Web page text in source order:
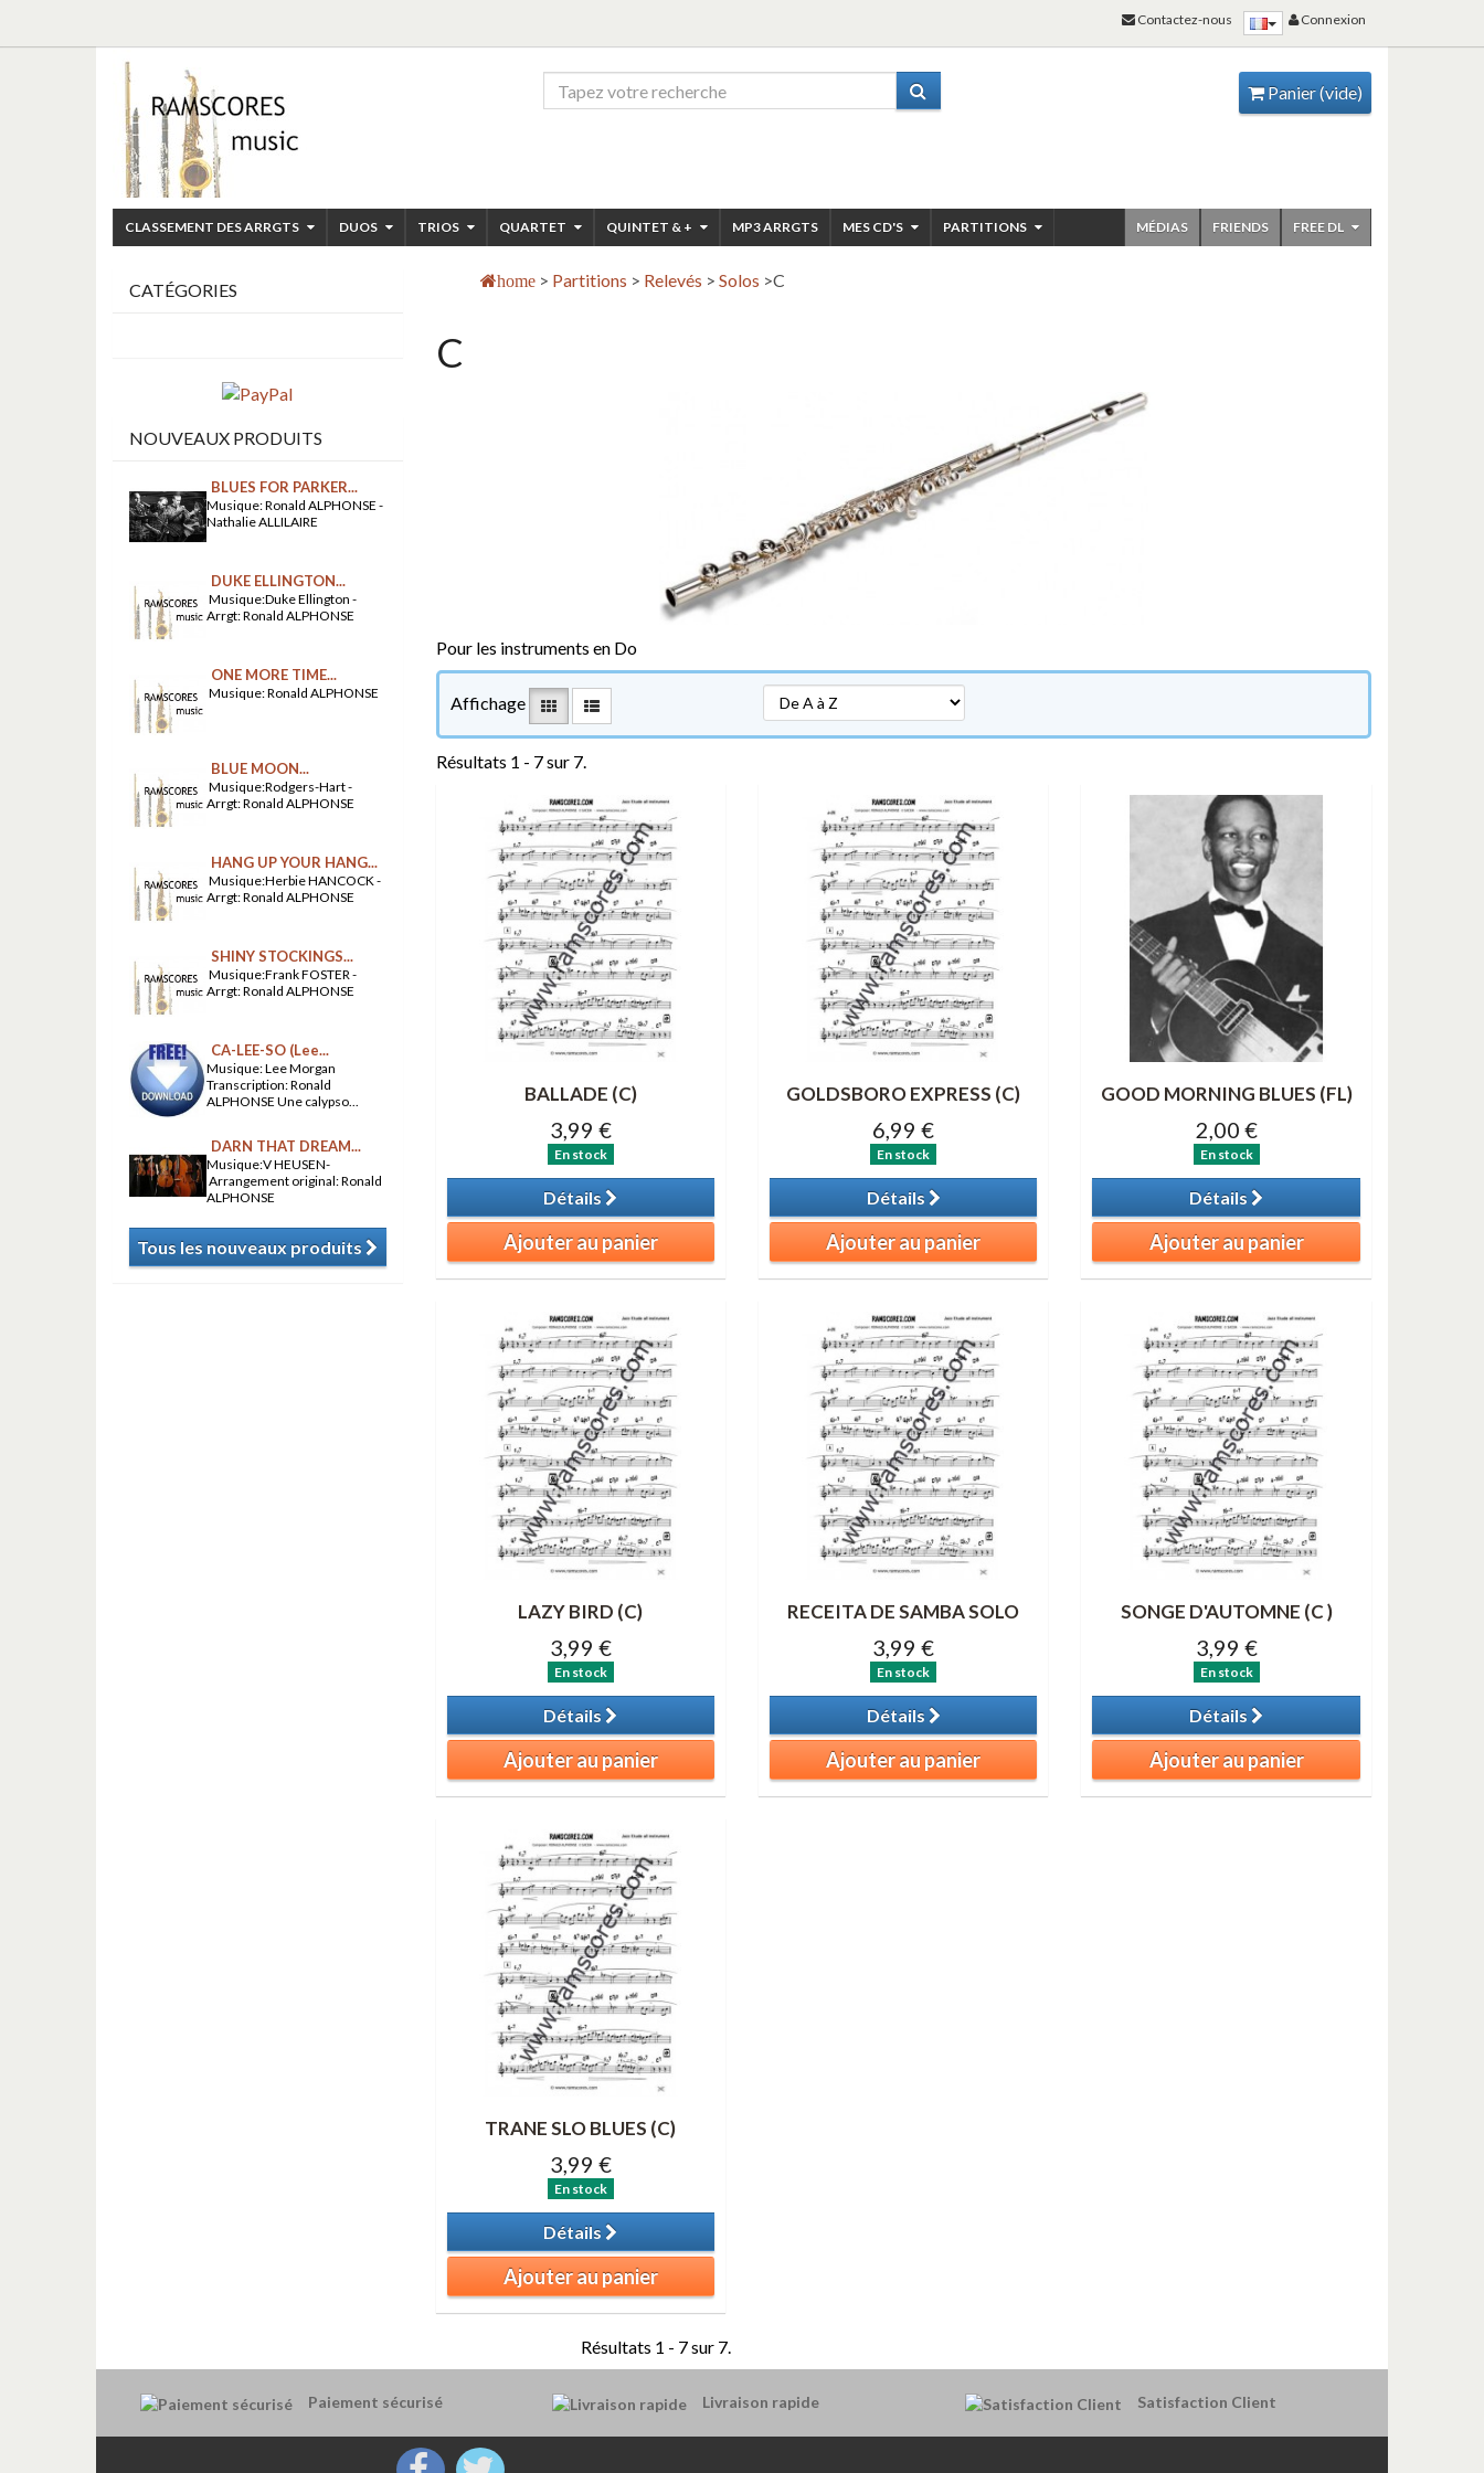
Panier(vide)
CLASSEMENT DES ARRGTS DUOS TRIOS QUARTET QUINTET & + MP3 ARRGTS MES CD'S PARTITIONS FREE DL
FRIENDS
MÉDIAS
home > Partitions > Relevés > Solos >C
C
Pour les instruments en Do
Affichage
Résultats 1 - 7 sur 7.
BALLADE (C)
3,99 €
En stock
Détails
Ajouter au panier
GOLDSBORO EXPRESS (C)
6,99 €
En stock
Détails
Ajouter au panier
GOOD MORNING BLUES (FL)
2,00 €
En stock
Détails
Ajouter au panier
LAZY BIRD (C)
3,99 €
En stock
Détails
Ajouter au panier
RECEITA DE SAMBA SOLO
3,99 €
En stock
Détails
Ajouter au panier
SONGE D'AUTOMNE (C )
3,99 €
En stock
Détails
Ajouter au panier
TRANE SLO BLUES (C)
3,99 €
En stock
Détails
Ajouter au panier
Résultats 1 - 7 sur 7.
CATÉGORIES
NOUVEAUX PRODUITS
BLUES FOR PARKER...
Musique: Ronald ALPHONSE -
Nathalie ALLILAIRE
DUKE ELLINGTON...
Musique:Duke Ellington -
Arrgt: Ronald ALPHONSE
ONE MORE TIME...
Musique: Ronald ALPHONSE
BLUE MOON...
Musique:Rodgers-Hart -
Arrgt: Ronald ALPHONSE
HANG UP YOUR HANG...
Musique:Herbie HANCOCK -
Arrgt: Ronald ALPHONSE
SHINY STOCKINGS...
Musique:Frank FOSTER -
Arrgt: Ronald ALPHONSE
CA-LEE-SO (Lee...
Musique: Lee Morgan
Transcription: Ronald
ALPHONSE Une calypso...
DARN THAT DREAM...
Musique:V HEUSEN-
Arrangement original: Ronald
ALPHONSE
Tous les nouveaux produits
Paiement sécurisé Livraison rapide Satisfaction Client
Connexion
Contactez-nous